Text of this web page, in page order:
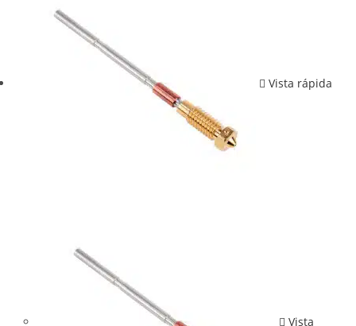
Vista rápida
Vista